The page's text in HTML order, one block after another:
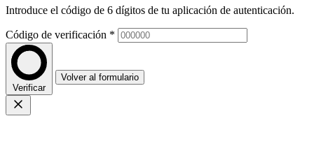
Introduce el código de 6 dígitos de tu aplicación de autenticación.
Código de verificación *
Verificar
Volver al formulario